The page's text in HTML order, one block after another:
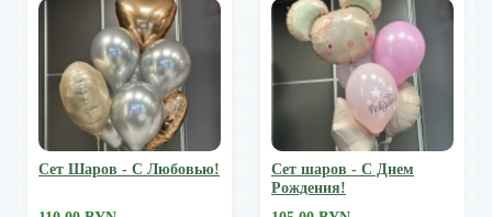
Сет Шаров - С Любовью!
Сет шаров - С Днем
Рождения!